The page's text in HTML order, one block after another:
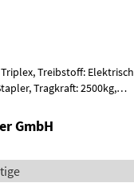
Treibstoff: Elektrisch
2500kg,
GmbH